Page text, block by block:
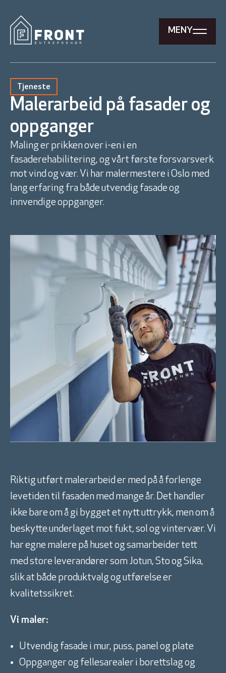
MENY
Tjeneste
Malerarbeid på fasader og
oppganger
Maling er prikken over i-en i en
fasaderehabilitering, og vårt første forsvarsverk
mot vind og vær. Vi har malermestere i Oslo med
lang erfaring fra både utvendig fasade og
innvendige oppganger.
Riktig utført malerarbeid er med på å forlenge
levetiden til fasaden med mange år. Det handler
ikke bare om å gi bygget et nytt uttrykk, men om å
beskytte underlaget mot fukt, sol og vintervær. Vi
har egne malere på huset og samarbeider tett
med store leverandører som Jotun, Sto og Sika,
slik at både produktvalg og utførelse er
kvalitetssikret.
Vi maler:
Utvendig fasade i mur, puss, panel og plate
Oppganger og fellesarealer i borettslag og